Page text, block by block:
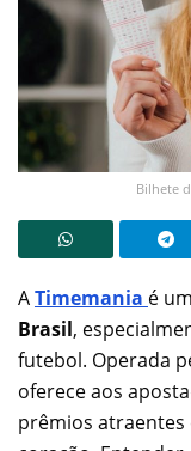
Bilhete
ATimemania é
Brasil,
futebol. Operada
oferece aos
prêmios